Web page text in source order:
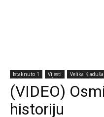
Istaknuto 1 Vijesti Velika Kladuša
(VIDEO)
historiju